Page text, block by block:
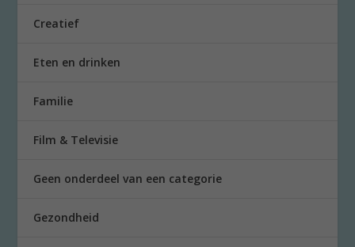
Creatief
Eten en drinken
Familie
Film & Televisie
Geen onderdeel van een categorie
Gezondheid